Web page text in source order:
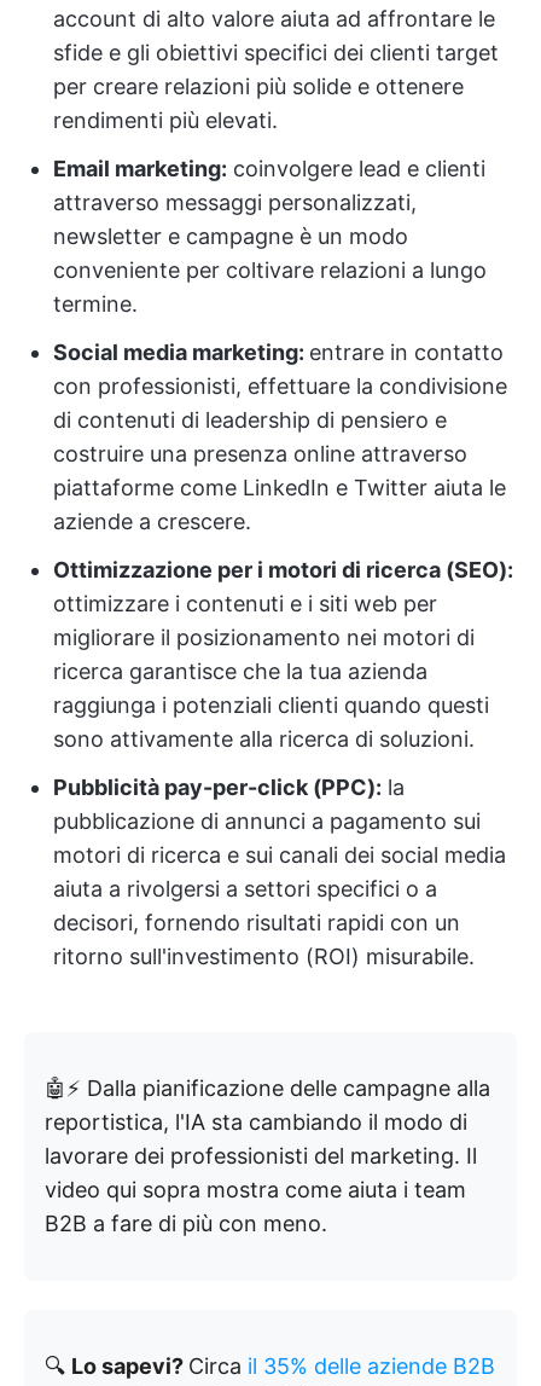
account di alto valore aiuta ad affrontare le
sfide e gli obiettivi specifici dei clienti target
per creare relazioni più solide e ottenere
rendimenti più elevati.
Email marketing: coinvolgere lead e clienti
attraverso messaggi personalizzati,
newsletter e campagne è un modo
conveniente per coltivare relazioni a lungo
termine.
Social media marketing: entrare in contatto
con professionisti, effettuare la condivisione
di contenuti di leadership di pensiero e
costruire una presenza online attraverso
piattaforme come LinkedIn e Twitter aiuta le
aziende a crescere.
Ottimizzazione per i motori di ricerca (SEO):
ottimizzare i contenuti e i siti web per
migliorare il posizionamento nei motori di
ricerca garantisce che la tua azienda
raggiunga i potenziali clienti quando questi
sono attivamente alla ricerca di soluzioni.
Pubblicità pay-per-click (PPC): la
pubblicazione di annunci a pagamento sui
motori di ricerca e sui canali dei social media
aiuta a rivolgersi a settori specifici o a
decisori, fornendo risultati rapidi con un
ritorno sull'investimento (ROI) misurabile.
🤖⚡ Dalla pianificazione delle campagne alla
reportistica, l'IA sta cambiando il modo di
lavorare dei professionisti del marketing. Il
video qui sopra mostra come aiuta i team
B2B a fare di più con meno.
🔍 Lo sapevi? Circa il 35% delle aziende B2B